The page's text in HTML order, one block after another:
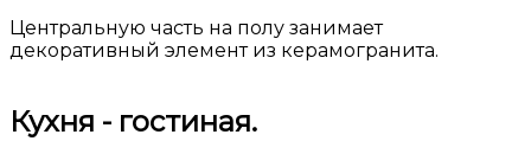
Центральную часть на полу занимает
декоративный элемент из керамогранита.
Кухня - гостиная.